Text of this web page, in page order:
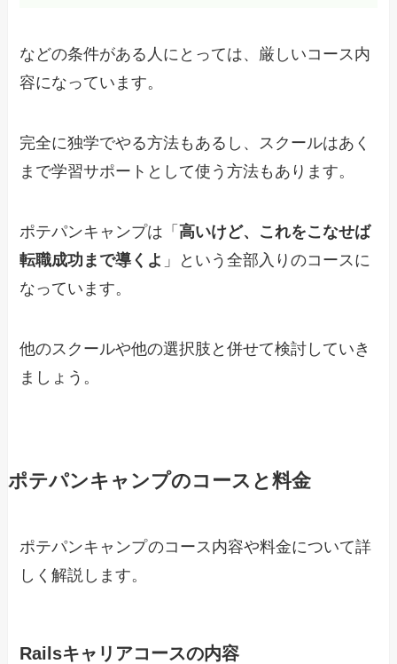
などの条件がある人にとっては、厳しいコース内
容になっています。
完全に独学でやる方法もあるし、スクールはあく
まで学習サポートとして使う方法もあります。
ポテパンキャンプは「高いけど、これをこなせば
転職成功まで導くよ 」という全部入りのコースに
なっています。
他のスクールや他の選択肢と併せて検討していき
ましょう。
ポテパンキャンプのコースと料金
ポテパンキャンプのコース内容や料金について詳
しく解説します。
Railsキャリアコースの内容